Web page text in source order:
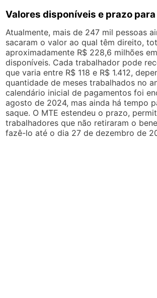
Valores disponíveis e prazo
Atualmente, mais de 247 mil pessoas
sacaram o valor ao qual têm direito,
aproximadamente R$ 228,6 milhões
disponíveis. Cada trabalhador pode
que varia entre R$ 118 e R$ 1.412,
quantidade de meses trabalhados no
calendário inicial de pagamentos foi
agosto de 2024, mas ainda há tempo
saque. O MTE estendeu o prazo,
trabalhadores que não retiraram o
fazê-lo até o dia 27 de dezembro de